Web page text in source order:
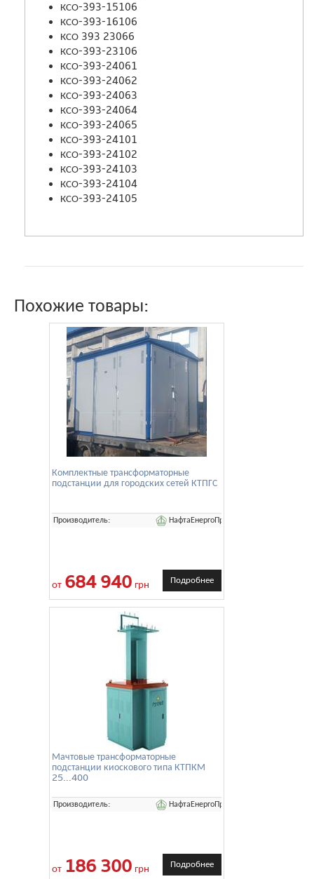
КСО-393-15106
КСО-393-16106
КСО 393 23066
КСО-393-23106
КСО-393-24061
КСО-393-24062
КСО-393-24063
КСО-393-24064
КСО-393-24065
КСО-393-24101
КСО-393-24102
КСО-393-24103
КСО-393-24104
КСО-393-24105
Похожие товары:
Комплектные трансформаторные
подстанции для городских сетей КТПГС
Производитель: НафтаЕнергоПром
от 684 940 грн Подробнее
Мачтовые трансформаторные
подстанции киоскового типа КТПКМ
25...400
Производитель: НафтаЕнергоПром
от 186 300 грн Подробнее